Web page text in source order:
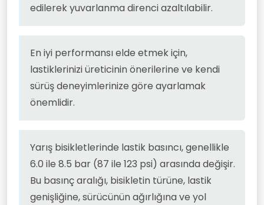
edilerek yuvarlanma direnci azaltılabilir.
En iyi performansı elde etmek için,
lastiklerinizi üreticinin önerilerine ve kendi
sürüş deneyimlerinize göre ayarlamak
önemlidir.
Yarış bisikletlerinde lastik basıncı, genellikle
6.0 ile 8.5 bar (87 ile 123 psi) arasında değişir.
Bu basınç aralığı, bisikletin türüne, lastik
genişliğine, sürücünün ağırlığına ve yol